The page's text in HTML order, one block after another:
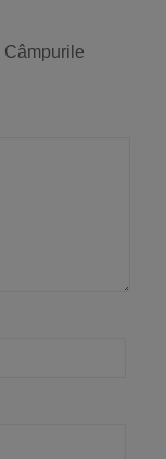
Câmpurile